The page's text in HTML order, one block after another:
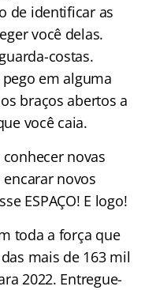
de identificar as
você delas.
costas.
em alguma
braços abertos a
você caia.
novas
novos
ESPAÇO! E logo!
toda a força que
mais de 163 mil
2022. Entregue-